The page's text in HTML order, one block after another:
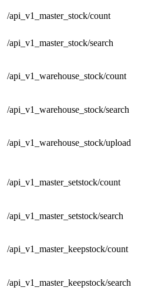
/api_v1_master_stock/count
/api_v1_master_stock/search
/api_v1_warehouse_stock/count
/api_v1_warehouse_stock/search
/api_v1_warehouse_stock/upload
/api_v1_master_setstock/count
/api_v1_master_setstock/search
/api_v1_master_keepstock/count
/api_v1_master_keepstock/search